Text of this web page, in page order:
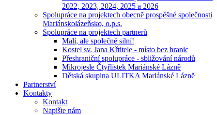
2022, 2023, 2024, 2025 a 2026
Spolupráce na projektech obecně prospěšné společnosti
Mariánskolázeňsko, o.p.s.
Spolupráce na projektech partnerů
Malí, ale společně silní!
Kostel sv. Jana Křtitele - místo bez hranic
Přeshraniční spolupráce - sbližování národů
Mikrojesle Čtyřlístek Mariánské Lázně
Dětská skupina ULITKA Mariánské Lázně
Partnerství
Kontakty
Kontakt
Napište nám